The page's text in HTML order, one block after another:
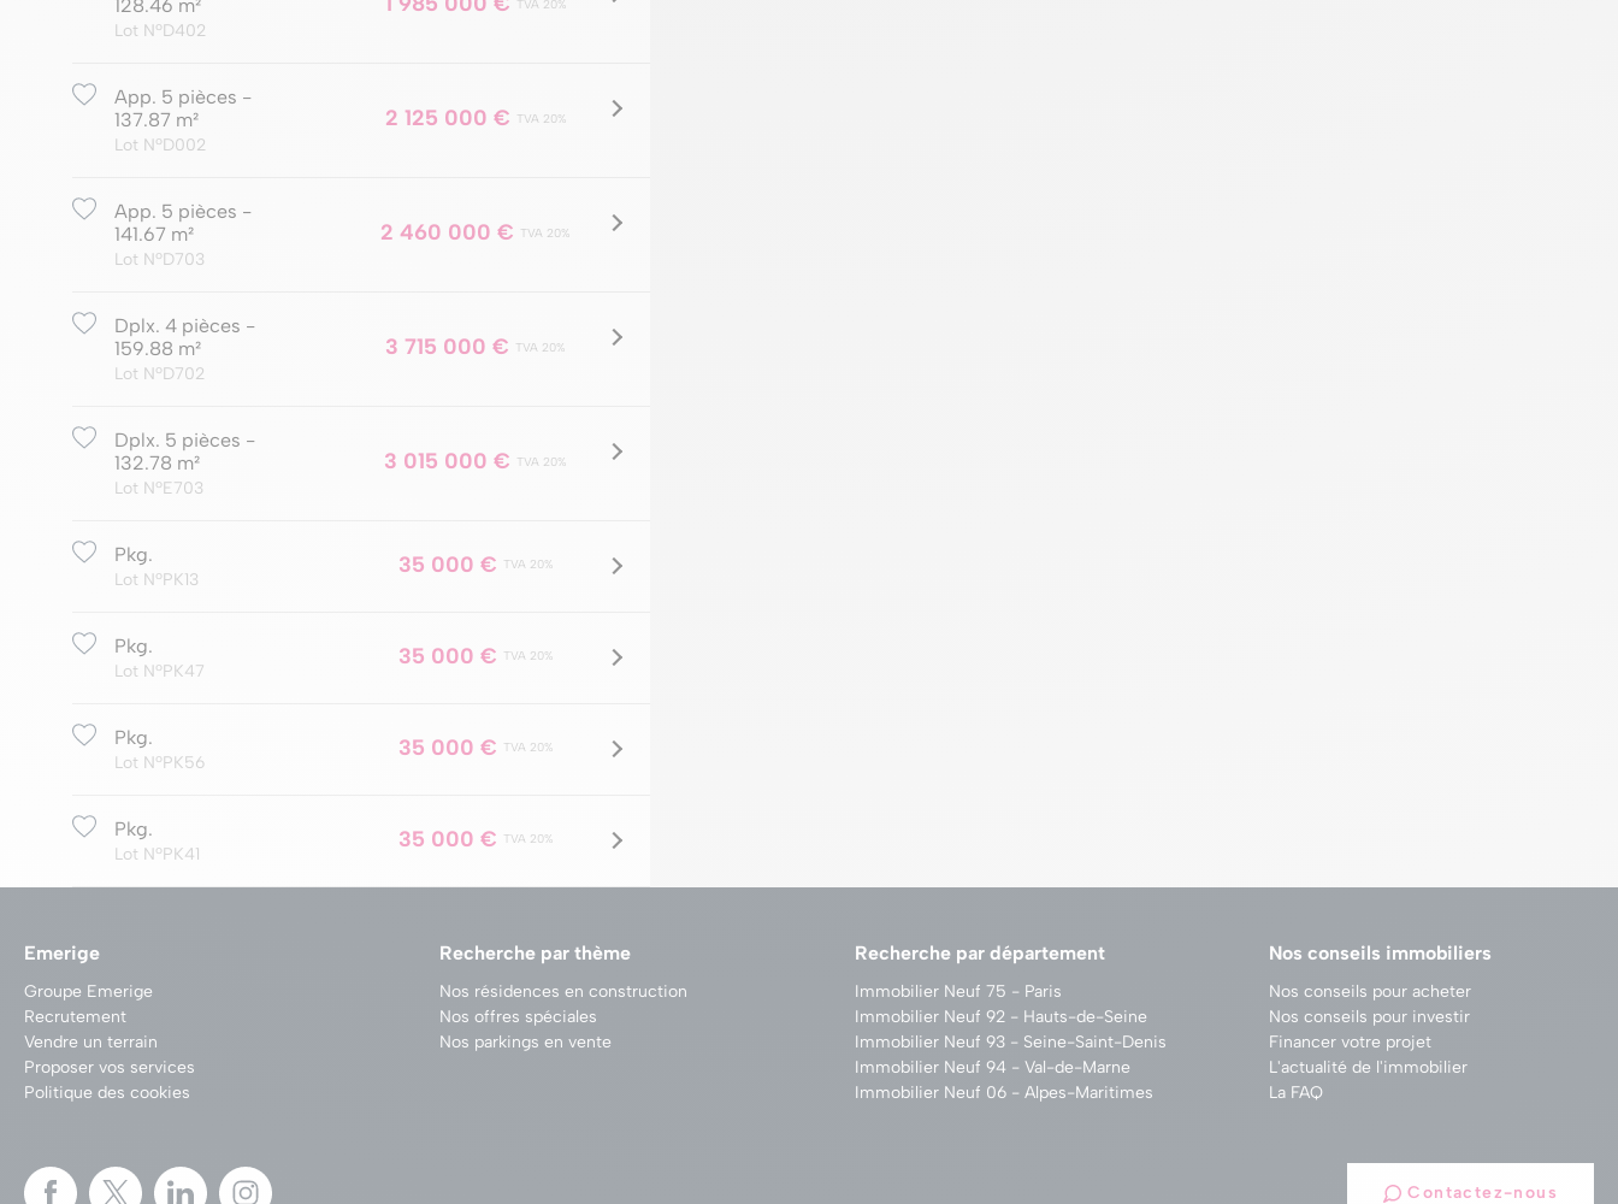
128.46 m²
Lot NºD402
TVA 20%
App. 5 pièces -
137.87 m²
Lot NºD002
2 125 000 € TVA 20%
App. 5 pièces -
141.67 m²
Lot NºD703
2 460 000 € TVA 20%
Dplx. 4 pièces -
159.88 m²
Lot NºD702
3 715 000 € TVA 20%
Dplx. 5 pièces -
132.78 m²
Lot NºE703
3 015 000 € TVA 20%
Pkg.
Lot NºPK13
35 000 € TVA 20%
Pkg.
Lot NºPK47
35 000 € TVA 20%
Pkg.
Lot NºPK56
35 000 € TVA 20%
Pkg.
Lot NºPK41
35 000 € TVA 20%
Emerige
Groupe Emerige
Recrutement
Vendre un terrain
Proposer vos services
Politique des cookies
Recherche par thème
Nos résidences en construction
Nos offres spéciales
Nos parkings en vente
Recherche par département
Immobilier Neuf 75 - Paris
Immobilier Neuf 92 - Hauts-de-Seine
Immobilier Neuf 93 - Seine-Saint-Denis
Immobilier Neuf 94 - Val-de-Marne
Immobilier Neuf 06 - Alpes-Maritimes
Nos conseils immobiliers
Nos conseils pour acheter
Nos conseils pour investir
Financer votre projet
L'actualité de l'immobilier
La FAQ
Contactez-nous